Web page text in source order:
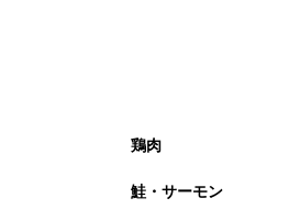
鶏肉
鮭・サーモン